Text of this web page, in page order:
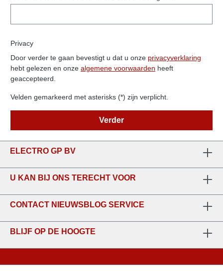
Privacy
Door verder te gaan bevestigt u dat u onze privacyverklaring
hebt gelezen en onze algemene voorwaarden heeft
geaccepteerd.
Velden gemarkeerd met asterisks (*) zijn verplicht.
Verder
ELECTRO GP BV
U KAN BIJ ONS TERECHT VOOR
CONTACT NIEUWSBLOG SERVICE
BLIJF OP DE HOOGTE